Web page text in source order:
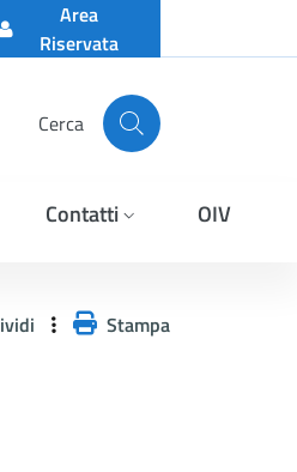
Area
Riservata
Cerca
Contatti OIV
Stampa